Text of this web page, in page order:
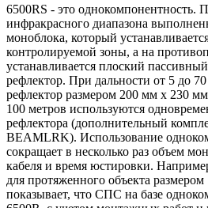
6500RS - это однокомпонентность.
инфракрасного диапазона
моноблока, который
контролируемой зоны, а на
устанавливается плоский
рефлектор. При дальности от 5 до
рефлектор размером 200 мм х 230
100 метров используются
рефлектора (дополнительный
BEAMLRK). Использование
сокращает в несколько раз объем
кабеля и время юстировки.
для протяженного объекта размером
показывает, что СПС на базе